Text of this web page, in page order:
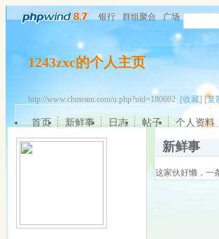
银行 群组聚合 广场
1243zxc的个人主页
http://www.chnteam.com/u.php?uid=180602 [收藏] [复
首页 新鲜事 日志 帖子 个人资料
新鲜事
这家伙好懒，一